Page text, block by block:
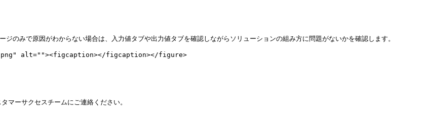
のみで原因がわからない場合は、入力値タブや出力値タブを確認しながらソリューションの組み方に問題がないかを確認します。
alt=""><figcaption></figcaption></figure>
マーサクセスチームにご連絡ください。